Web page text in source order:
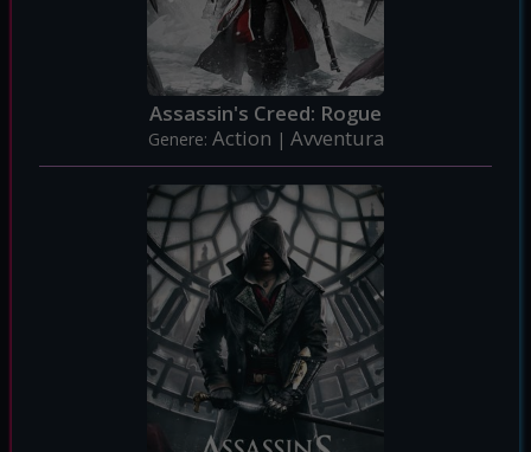
Assassin's Creed: Rogue
Genere: Action | Avventura